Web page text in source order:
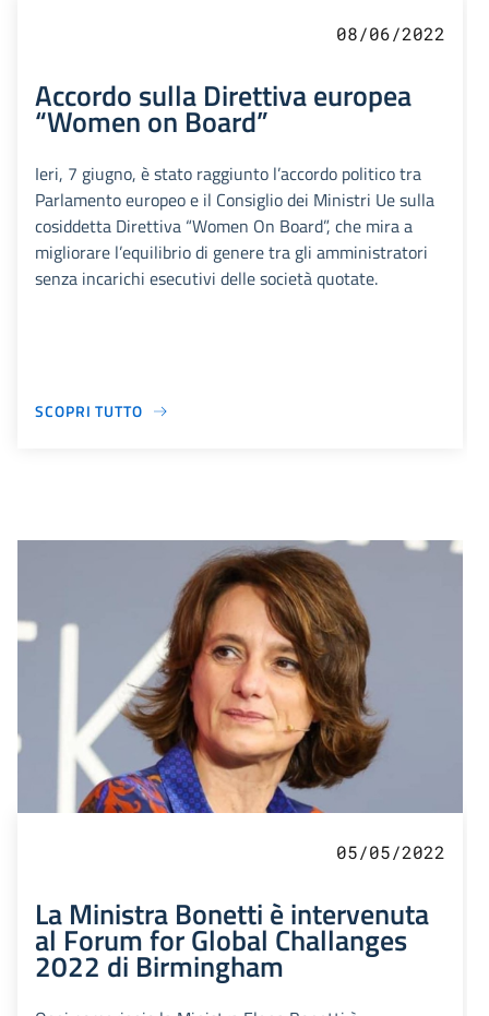
08/06/2022
Accordo sulla Direttiva europea
“Women on Board”
Ieri, 7 giugno, è stato raggiunto l’accordo politico tra
Parlamento europeo e il Consiglio dei Ministri Ue sulla
cosiddetta Direttiva “Women On Board”, che mira a
migliorare l’equilibrio di genere tra gli amministratori
senza incarichi esecutivi delle società quotate.
SCOPRI TUTTO
05/05/2022
La Ministra Bonetti è intervenuta
al Forum for Global Challanges
2022 di Birmingham